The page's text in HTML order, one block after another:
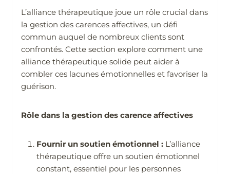
L’alliance thérapeutique joue un rôle crucial dans
la gestion des carences affectives, un défi
commun auquel de nombreux clients sont
confrontés. Cette section explore comment une
alliance thérapeutique solide peut aider à
combler ces lacunes émotionnelles et favoriser la
guérison.
Rôle dans la gestion des carence affectives
Fournir un soutien émotionnel : L’alliance
thérapeutique offre un soutien émotionnel
constant, essentiel pour les personnes